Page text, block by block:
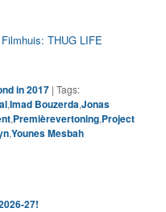
THUG LIFE
in 2017 |Tags:
,Imad Bouzerda,Jonas
,Premièrevertoning,Project
,Younes Mesbah
27!